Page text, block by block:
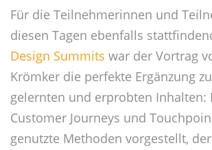
Für die Teilnehmerinnen und
diesen Tagen ebenfalls
Design Summits war der Vortrag
Krömker die perfekte Ergänzung
gelernten und erprobten Inhalten:
Customer Journeys und
genutzte Methoden vorgestellt,